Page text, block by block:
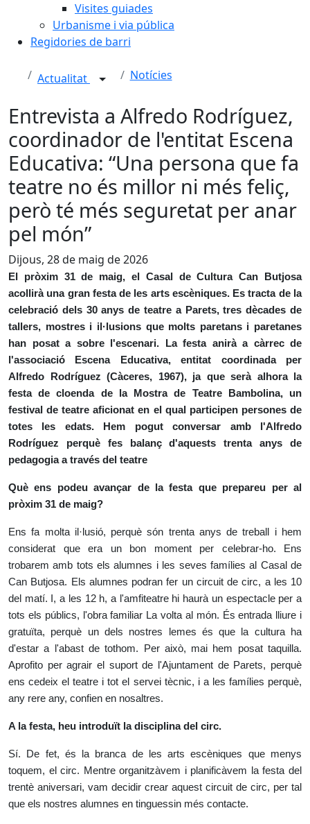
Visites guiades
Urbanisme i via pública
Regidories de barri
Actualitat Notícies
Entrevista a Alfredo Rodríguez,
coordinador de l'entitat Escena
Educativa: “Una persona que fa
teatre no és millor ni més feliç,
però té més seguretat per anar
pel món”
Dijous, 28 de maig de 2026
El pròxim 31 de maig, el Casal de Cultura Can Butjosa
acollirà una gran festa de les arts escèniques. Es tracta de la
celebració dels 30 anys de teatre a Parets, tres dècades de
tallers, mostres i il·lusions que molts paretans i paretanes
han posat a sobre l'escenari. La festa anirà a càrrec de
l'associació Escena Educativa, entitat coordinada per
Alfredo Rodríguez (Càceres, 1967), ja que serà alhora la
festa de cloenda de la Mostra de Teatre Bambolina, un
festival de teatre aficionat en el qual participen persones de
totes les edats. Hem pogut conversar amb l'Alfredo
Rodríguez perquè fes balanç d'aquests trenta anys de
pedagogia a través del teatre
Què ens podeu avançar de la festa que prepareu per al
pròxim 31 de maig?
Ens fa molta il·lusió, perquè són trenta anys de treball i hem
considerat que era un bon moment per celebrar-ho. Ens
trobarem amb tots els alumnes i les seves famílies al Casal de
Can Butjosa. Els alumnes podran fer un circuit de circ, a les 10
del matí. I, a les 12 h, a l'amfiteatre hi haurà un espectacle per a
tots els públics, l'obra familiar La volta al món. És entrada lliure i
gratuïta, perquè un dels nostres lemes és que la cultura ha
d'estar a l'abast de tothom. Per això, mai hem posat taquilla.
Aprofito per agrair el suport de l'Ajuntament de Parets, perquè
ens cedeix el teatre i tot el servei tècnic, i a les famílies perquè,
any rere any, confien en nosaltres.
A la festa, heu introduït la disciplina del circ.
Sí. De fet, és la branca de les arts escèniques que menys
toquem, el circ. Mentre organitzàvem i planificàvem la festa del
trentè aniversari, vam decidir crear aquest circuit de circ, per tal
que els nostres alumnes en tinguessin més contacte.